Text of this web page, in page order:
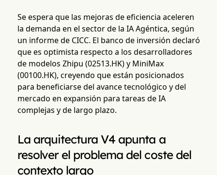
Se espera que las mejoras de eficiencia aceleren
la demanda en el sector de la IA Agéntica, según
un informe de CICC. El banco de inversión declaró
que es optimista respecto a los desarrolladores
de modelos Zhipu (02513.HK) y MiniMax
(00100.HK), creyendo que están posicionados
para beneficiarse del avance tecnológico y del
mercado en expansión para tareas de IA
complejas y de largo plazo.
La arquitectura V4 apunta a
resolver el problema del coste del
contexto largo